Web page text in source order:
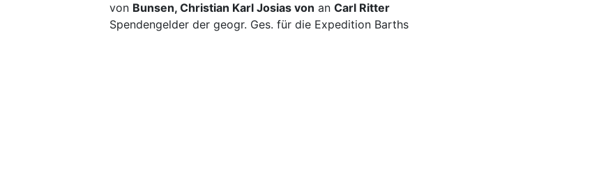
von Bunsen, Christian Karl Josias von an Carl Ritter
Spendengelder der geogr. Ges. für die Expedition Barths